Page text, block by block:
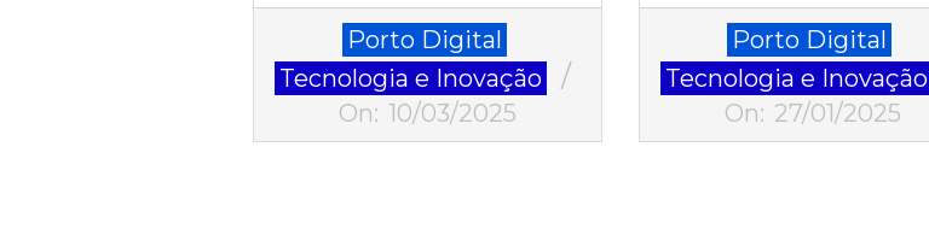
03-
10
Porto Digital
Tecnologia e Inovação
On: 10/03/2025
01-
27
Porto Digital
Tecnologia e Inovação
On: 27/01/2025